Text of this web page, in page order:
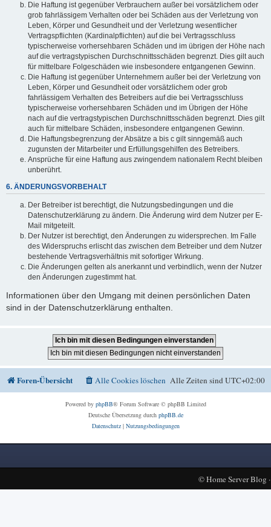
Die Haftung ist gegenüber Verbrauchern außer bei vorsätzlichem oder
grob fahrlässigem Verhalten oder bei Schäden aus der Verletzung von
Leben, Körper und Gesundheit und der Verletzung wesentlicher
Vertragspflichten (Kardinalpflichten) auf die bei Vertragsschluss
typischerweise vorhersehbaren Schäden und im übrigen der Höhe nach
auf die vertragstypischen Durchschnittsschäden begrenzt. Dies gilt auch
für mittelbare Folgeschäden wie insbesondere entgangenen Gewinn.
Die Haftung ist gegenüber Unternehmern außer bei der Verletzung von
Leben, Körper und Gesundheit oder vorsätzlichem oder grob
fahrlässigem Verhalten des Betreibers auf die bei Vertragsschluss
typischerweise vorhersehbaren Schäden und im Übrigen der Höhe
nach auf die vertragstypischen Durchschnittsschäden begrenzt. Dies gilt
auch für mittelbare Schäden, insbesondere entgangenen Gewinn.
Die Haftungsbegrenzung der Absätze a bis c gilt sinngemäß auch
zugunsten der Mitarbeiter und Erfüllungsgehilfen des Betreibers.
Ansprüche für eine Haftung aus zwingendem nationalem Recht bleiben
unberührt.
6. ÄNDERUNGSVORBEHALT
Der Betreiber ist berechtigt, die Nutzungsbedingungen und die
Datenschutzerklärung zu ändern. Die Änderung wird dem Nutzer per E-
Mail mitgeteilt.
Der Nutzer ist berechtigt, den Änderungen zu widersprechen. Im Falle
des Widerspruchs erlischt das zwischen dem Betreiber und dem Nutzer
bestehende Vertragsverhältnis mit sofortiger Wirkung.
Die Änderungen gelten als anerkannt und verbindlich, wenn der Nutzer
den Änderungen zugestimmt hat.
Informationen über den Umgang mit deinen persönlichen Daten
sind in der Datenschutzerklärung enthalten.
Foren-Übersicht Alle Zeiten sindUTC+02:00
Alle Cookies löschen
Powered by phpBB® Forum Software © phpBB Limited
Deutsche Übersetzung durch phpBB.de
Datenschutz| Nutzungsbedingungen
©Home Server Blog